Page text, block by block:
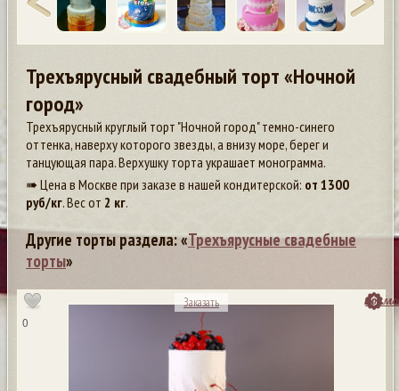
Трехъярусный свадебный торт «Ночной
город»
Трехъярусный круглый торт "Ночной город" темно-синего
оттенка, наверху которого звезды, а внизу море, берег и
танцующая пара. Верхушку торта украшает монограмма.
➠ Цена в Москве при заказе в нашей кондитерской: от 1300
руб/кг. Вес от 2 кг.
Другие торты раздела: «Трехъярусные свадебные
торты»
0
Заказать